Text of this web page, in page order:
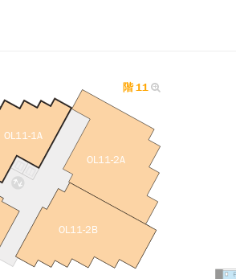
階 11
OL11-1A
OL11-2A
OL11-2B